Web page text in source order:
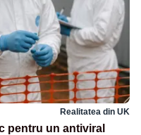
Realitatea din UK
pentru un antiviral